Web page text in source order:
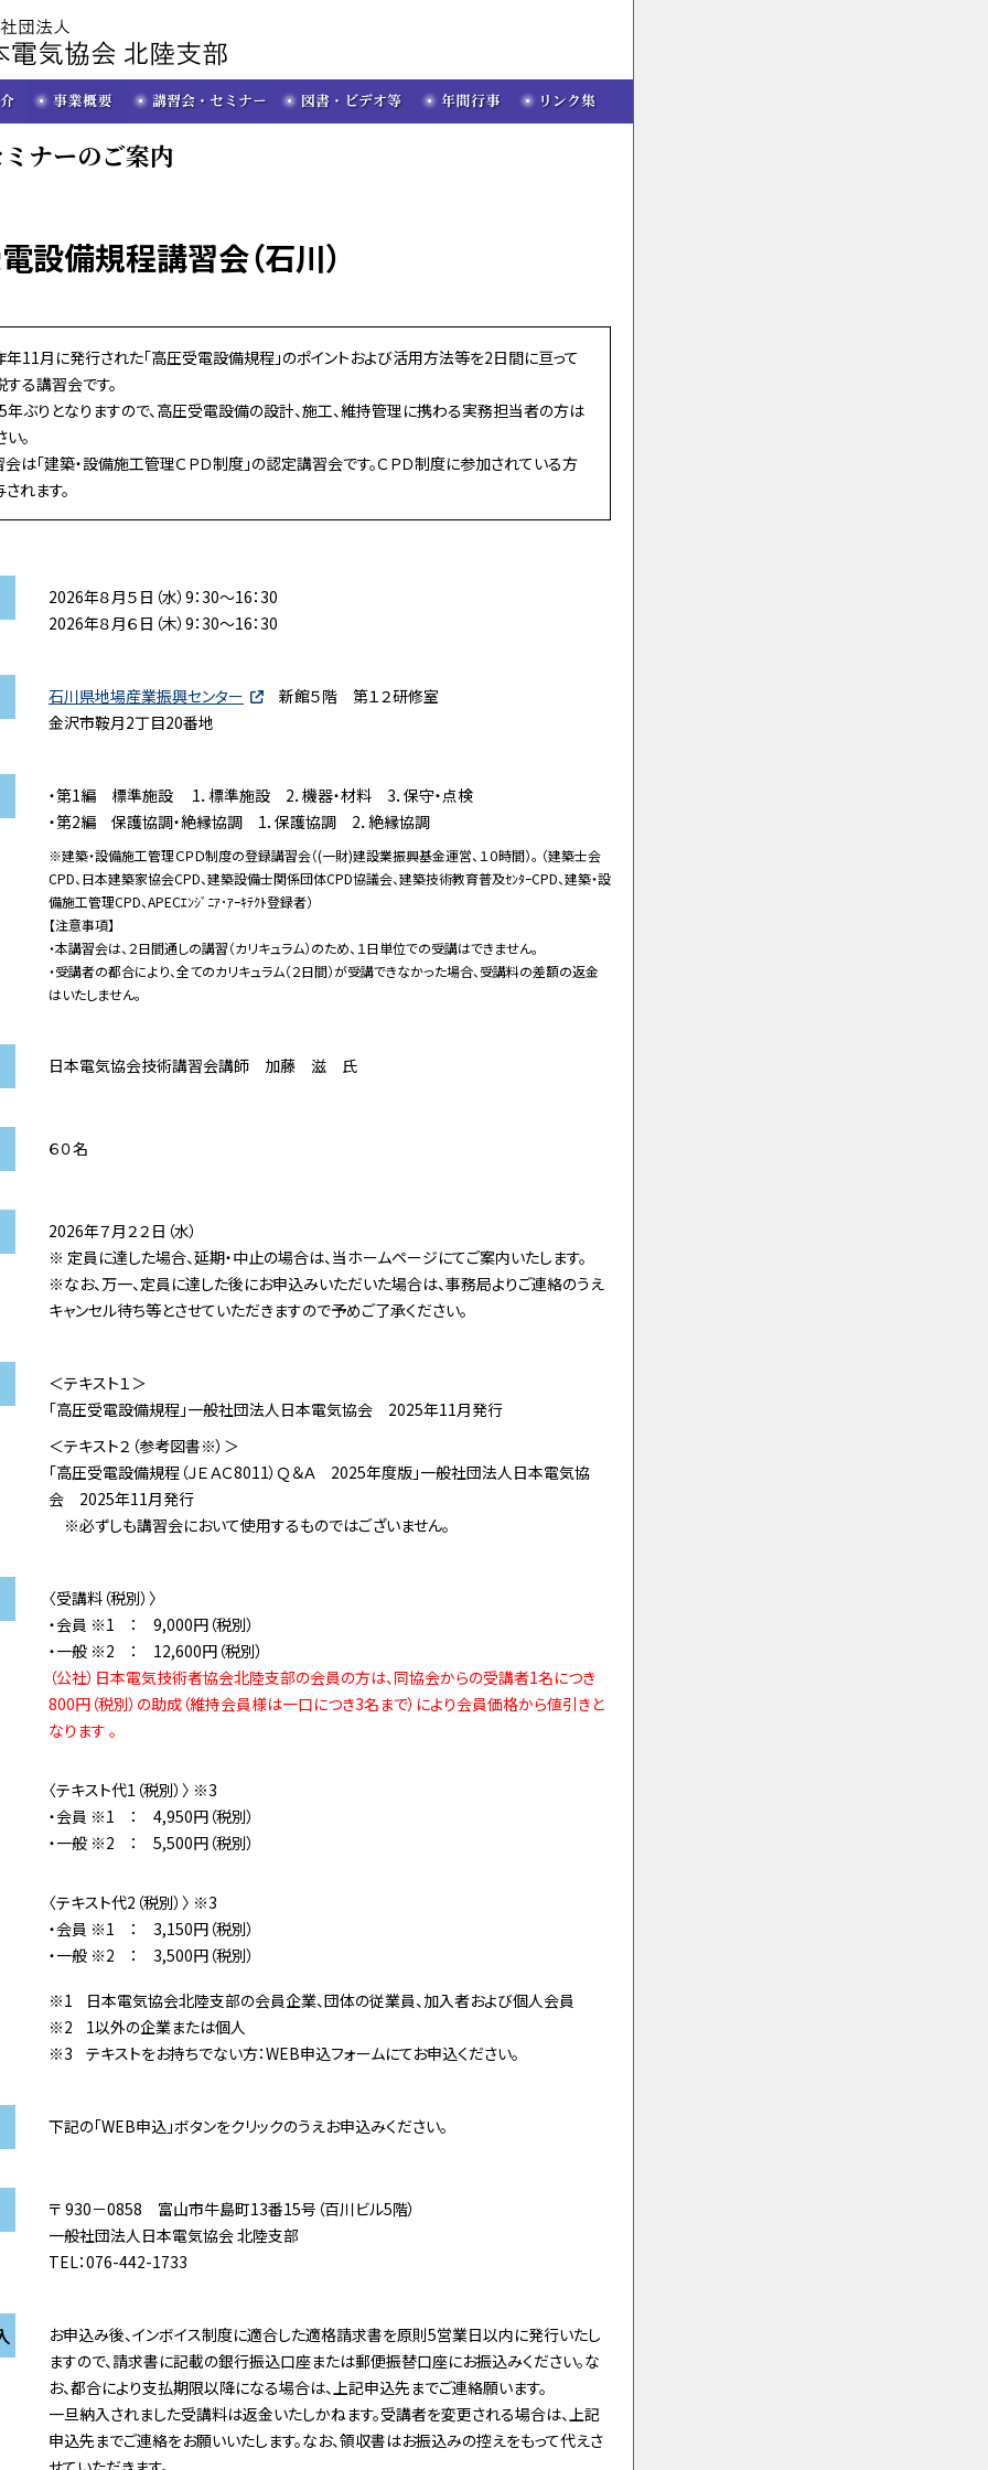
ナーのご案内
設備規程講習会（石川）
11月に発行された「高圧受電設備規程」のポイントおよび活用方法等を2日間に亘って
る講習会です。
りとなりますので、高圧受電設備の設計、施工、維持管理に携わる実務担当者の方は
。
は「建築・設備施工管理ＣＰＤ制度」の認定講習会です。ＣＰＤ制度に参加されている方
れます。
2026年８月５日（水）9：30～16：30
2026年８月６日（木）9：30～16：30
石川県地場産業振興センター
新館５階 第１２研修室
金沢市鞍月2丁目20番地
・第1編 標準施設 1．標準施設 2．機器・材料 3．保守・点検
・第2編 保護協調・絶縁協調 1．保護協調 2．絶縁協調
※建築・設備施工管理ＣＰＤ制度の登録講習会（(一財)建設業振興基金運営、１０時間）。 （建築士会
CPD、日本建築家協会CPD、建築設備士関係団体CPD協議会、建築技術教育普及ｾﾝﾀｰCPD、建築・設
備施工管理CPD、APECｴﾝｼﾞﾆｱ･ｱｰｷﾃｸﾄ登録者）
【注意事項】
・本講習会は、２日間通しの講習（カリキュラム）のため、１日単位での受講はできません。
・受講者の都合により、全てのカリキュラム（２日間）が受講できなかった場合、受講料の差額の返金
はいたしません。
日本電気協会技術講習会講師 加藤 滋 氏
６０名
2026年７月２２日（水）
※ 定員に達した場合、延期・中止の場合は、当ホームページにてご案内いたします。
※なお、万一、定員に達した後にお申込みいただいた場合は、事務局よりご連絡のうえ
キャンセル待ち等とさせていただきますので予めご了承ください。
＜テキスト１＞
「高圧受電設備規程」一般社団法人日本電気協会 2025年11月発行
＜テキスト２（参考図書※）＞
「高圧受電設備規程（ＪＥＡＣ8011）Ｑ＆Ａ 2025年度版」一般社団法人日本電気協
会 2025年11月発行
※必ずしも講習会において使用するものではございません。
〈受講料（税別）〉
・会員 ※1 ： 9,000円（税別）
・一般 ※2 ： 12,600円（税別）
（公社）日本電気技術者協会北陸支部の会員の方は、同協会からの受講者1名につき
800円（税別）の助成（維持会員様は一口につき3名まで）により会員価格から値引きと
なります 。
〈テキスト代1（税別）〉 ※3
・会員 ※1 ： 4,950円（税別）
・一般 ※2 ： 5,500円（税別）
〈テキスト代2（税別）〉 ※3
・会員 ※1 ： 3,150円（税別）
・一般 ※2 ： 3,500円（税別）
日本電気協会北陸支部の会員企業、団体の従業員、加入者および個人会員
1以外の企業または個人
テキストをお持ちでない方：WEB申込フォームにてお申込ください。
下記の「WEB申込」ボタンをクリックのうえお申込みください。
〒 930－0858 富山市牛島町13番15号（百川ビル5階）
一般社団法人日本電気協会 北陸支部
TEL：076-442-1733
お申込み後、インボイス制度に適合した適格請求書を原則5営業日以内に発行いたし
ますので、請求書に記載の銀行振込口座または郵便振替口座にお振込みください。な
お、都合により支払期限以降になる場合は、上記申込先までご連絡願います。
一旦納入されました受講料は返金いたしかねます。受講者を変更される場合は、上記
申込先までご連絡をお願いいたします。なお、領収書はお振込みの控えをもって代えさ